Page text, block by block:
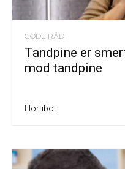
GODE RÅD
Tandpine er
mod tandpine
Hortibot